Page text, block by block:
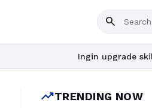
search
Ingin upgrade skill
trending_upTRENDING NOW